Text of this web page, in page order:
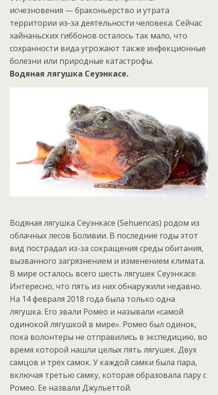
исчезновения — браконьерство и утрата
территории из-за деятельности человека. Сейчас
хайнаньских гиббонов осталось так мало, что
сохранности вида угрожают также инфекционные
болезни или природные катастрофы.
Водяная лягушка Сеуэнкасе.
Водяная лягушка Сеуэнкасе (Sehuencas) родом из
облачных лесов Боливии. В последние годы этот
вид пострадал из-за сокращения среды обитания,
вызванного загрязнением и изменением климата.
В мире осталось всего шесть лягушек Сеуэнкасе.
Интересно, что пять из них обнаружили недавно.
На 14 февраля 2018 года была только одна
лягушка. Его звали Ромео и называли «самой
одинокой лягушкой в мире». Ромео был одинок,
пока волонтеры не отправились в экспедицию, во
время которой нашли целых пять лягушек. Двух
самцов и трех самок. У каждой самки была пара,
включая третью самку, которая образовала пару с
Ромео. Ее назвали Джульеттой.